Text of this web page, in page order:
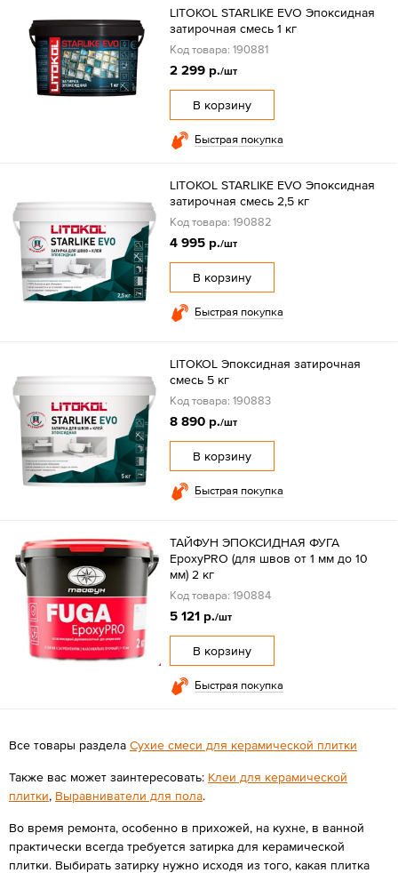
LITOKOL STARLIKE EVO Эпоксидная
затирочная смесь 1 кг
Код товара: 190881
2 299 р./шт
В корзину
Быстрая покупка
LITOKOL STARLIKE EVO Эпоксидная
затирочная смесь 2,5 кг
Код товара: 190882
4 995 р./шт
В корзину
Быстрая покупка
LITOKOL Эпоксидная затирочная
смесь 5 кг
Код товара: 190883
8 890 р./шт
В корзину
Быстрая покупка
ТАЙФУН ЭПОКСИДНАЯ ФУГА
EpoxyPRO (для швов от 1 мм до 10
мм) 2 кг
Код товара: 190884
5 121 р./шт
В корзину
Быстрая покупка
Все товары раздела Сухие смеси для керамической плитки
Также вас может заинтересовать: Клеи для керамической
плитки, Выравниватели для пола.
Во время ремонта, особенно в прихожей, на кухне, в ванной
практически всегда требуется затирка для керамической
плитки. Выбирать затирку нужно исходя из того, какая плитка